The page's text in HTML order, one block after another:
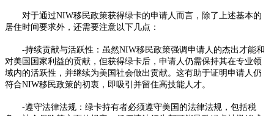
对于通过NIW移民政策获得绿卡的申请人而言，除了上述基本的
居住时间要求外，还需要注意以下几点：
-持续贡献与活跃性：虽然NIW移民政策强调申请人的杰出才能和
对美国国家利益的贡献，但获得绿卡后，申请人仍需保持其在专业领
域内的活跃性，并继续为美国社会做出贡献。这有助于证明申请人仍
符合NIW移民政策的初衷，即吸引并留住高技能人才。
-遵守法律法规：绿卡持有者必须遵守美国的法律法规，包括税